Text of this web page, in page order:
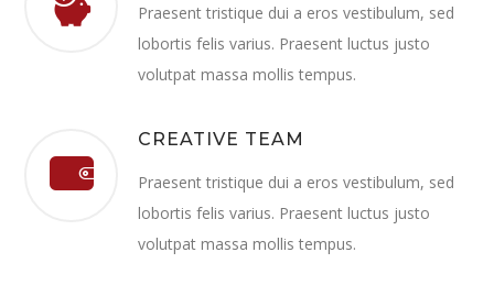
Praesent tristique dui a eros vestibulum, sed
lobortis felis varius. Praesent luctus justo
volutpat massa mollis tempus.
CREATIVE TEAM
Praesent tristique dui a eros vestibulum, sed
lobortis felis varius. Praesent luctus justo
volutpat massa mollis tempus.